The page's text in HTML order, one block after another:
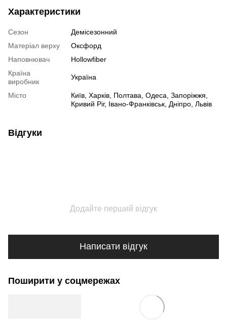
Характеристики
Сезон
Демісезонний
Матеріал верху
Оксфорд
Наповнювач
Hollowfiber
Країна
виробник
Україна
Місто
Київ, Харків, Полтава, Одеса, Запоріжжя,
Кривий Ріг, Івано-Франківськ, Дніпро, Львів
Відгуки
Додайте перший відгук
Написати відгук
Поширити у соцмережах